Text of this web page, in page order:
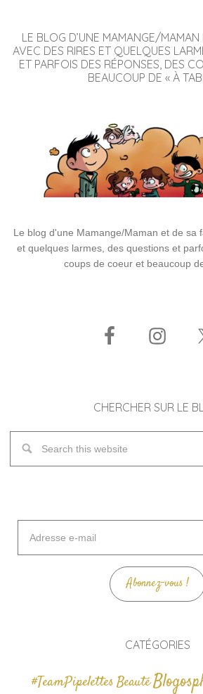
LE BLOG D’UNE MAMANGE/MAMAN
AVEC DES RIRES ET QUELQUES
ET PARFOIS DES RÉPONSES, DES
BEAUCOUP DE « À
Le blog d'une Mamange/Maman et de sa
et quelques larmes, des questions et
coups de coeur et beaucoup
CHERCHER SUR LE
mail
Abonnez-vous !
CATÉGORIES
#TeamPipelettesBeauté